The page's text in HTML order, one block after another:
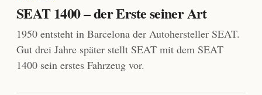
SEAT 1400 – der Erste seiner Art
1950 entsteht in Barcelona der Autohersteller SEAT.
Gut drei Jahre später stellt SEAT mit dem SEAT
1400 sein erstes Fahrzeug vor.